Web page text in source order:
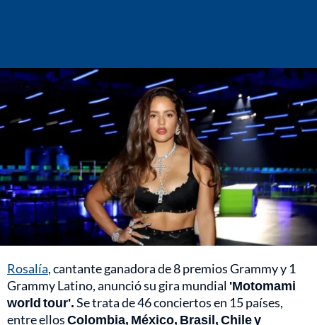
Rosalía, cantante ganadora de 8 premios Grammy y 1
Grammy Latino, anunció su gira mundial 'Motomami
world tour'.Se trata de 46 conciertos en 15 países,
entre ellosColombia, México, Brasil, Chile y